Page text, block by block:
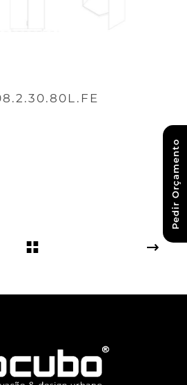
Pedir Orçamento